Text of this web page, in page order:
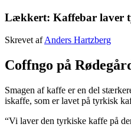
Lækkert: Kaffebar laver
Skrevet afAnders Hartzberg
Coffngo på
Smagen af kaffe er en del
iskaffe, som er lavet på tyrkisk
“Vi laver den tyrkiske kaffe på